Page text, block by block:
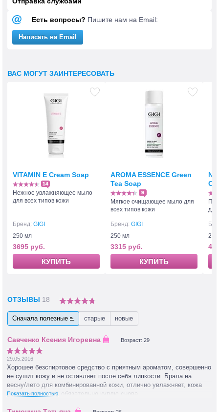
Есть вопросы? Пишите нам на Email:
Написать на Email
ВАС МОГУТ ЗАИНТЕРЕСОВАТЬ
VITAMIN E Cream Soap
14
Нежное увлажняющее мыло
для всех типов кожи
Бренд: GIGI
250 мл
3695 руб.
КУПИТЬ
AROMA ESSENCE Green
Tea Soap
9
Мягкое очищающее мыло для
всех типов кожи
Бренд: GIGI
250 мл
3315 руб.
КУПИТЬ
ОТЗЫВЫ 18
Сначала полезные старые новые
Возраст: 29
29.05.2016
Хорошее безспиртовое средство с приятным ароматом, совершенно
не сушит кожу и не оставляет после себя липкости. Брала на
весну/лето для комбинированной кожи, отлично увлажняет, кожа
после него сияет, обязательно куплю снова.
Показать полностью